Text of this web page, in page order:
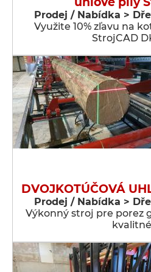
Prodej / Nabídka >
Využite 10% zľavu na
StrojCAD
DVOJKOTÚČOVÁ
Prodej / Nabídka >
Výkonný stroj pre porez